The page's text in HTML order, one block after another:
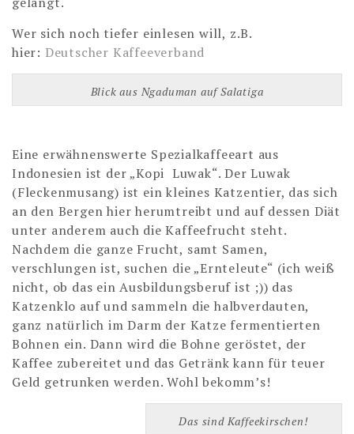
Wer sich noch tiefer einlesen will, z.B.
hier: Deutscher Kaffeeverband
Blick aus Ngaduman auf Salatiga
Eine erwähnenswerte Spezialkaffeeart aus
Indonesien ist der „Kopi Luwak“. Der Luwak
(Fleckenmusang) ist ein kleines Katzentier, das sich
an den Bergen hier herumtreibt und auf dessen Diät
unter anderem auch die Kaffeefrucht steht.
Nachdem die ganze Frucht, samt Samen,
verschlungen ist, suchen die „Ernteleute“ (ich weiß
nicht, ob das ein Ausbildungsberuf ist ;)) das
Katzenklo auf und sammeln die halbverdauten,
ganz natürlich im Darm der Katze fermentierten
Bohnen ein. Dann wird die Bohne geröstet, der
Kaffee zubereitet und das Getränk kann für teuer
Geld getrunken werden. Wohl bekomm’s!
Das sind Kaffeekirschen!